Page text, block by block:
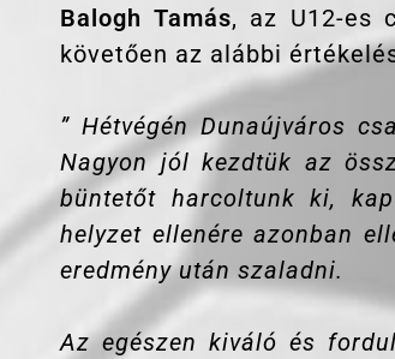
Balogh Tamás, az U12-es
követően az alábbi
” Hétvégén Dunaújváros
Nagyon jól kezdtük az
büntetőt harcoltunk ki,
helyzet ellenére azonban
eredmény után szaladni.
Az egészen kiváló és